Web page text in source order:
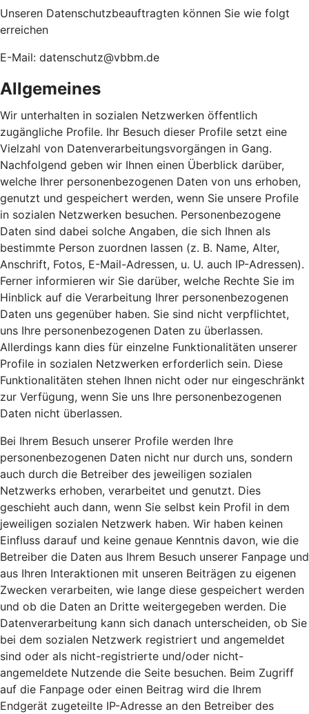
Unseren Datenschutzbeauftragten können Sie wie folgt
erreichen
E-Mail: datenschutz@vbbm.de
Allgemeines
Wir unterhalten in sozialen Netzwerken öffentlich
zugängliche Profile. Ihr Besuch dieser Profile setzt eine
Vielzahl von Datenverarbeitungsvorgängen in Gang.
Nachfolgend geben wir Ihnen einen Überblick darüber,
welche Ihrer personenbezogenen Daten von uns erhoben,
genutzt und gespeichert werden, wenn Sie unsere Profile
in sozialen Netzwerken besuchen. Personenbezogene
Daten sind dabei solche Angaben, die sich Ihnen als
bestimmte Person zuordnen lassen (z. B. Name, Alter,
Anschrift, Fotos, E-Mail-Adressen, u. U. auch IP-Adressen).
Ferner informieren wir Sie darüber, welche Rechte Sie im
Hinblick auf die Verarbeitung Ihrer personenbezogenen
Daten uns gegenüber haben. Sie sind nicht verpflichtet,
uns Ihre personenbezogenen Daten zu überlassen.
Allerdings kann dies für einzelne Funktionalitäten unserer
Profile in sozialen Netzwerken erforderlich sein. Diese
Funktionalitäten stehen Ihnen nicht oder nur eingeschränkt
zur Verfügung, wenn Sie uns Ihre personenbezogenen
Daten nicht überlassen.
Bei Ihrem Besuch unserer Profile werden Ihre
personenbezogenen Daten nicht nur durch uns, sondern
auch durch die Betreiber des jeweiligen sozialen
Netzwerks erhoben, verarbeitet und genutzt. Dies
geschieht auch dann, wenn Sie selbst kein Profil in dem
jeweiligen sozialen Netzwerk haben. Wir haben keinen
Einfluss darauf und keine genaue Kenntnis davon, wie die
Betreiber die Daten aus Ihrem Besuch unserer Fanpage und
aus Ihren Interaktionen mit unseren Beiträgen zu eigenen
Zwecken verarbeiten, wie lange diese gespeichert werden
und ob die Daten an Dritte weitergegeben werden. Die
Datenverarbeitung kann sich danach unterscheiden, ob Sie
bei dem sozialen Netzwerk registriert und angemeldet
sind oder als nicht-registrierte und/oder nicht-
angemeldete Nutzende die Seite besuchen. Beim Zugriff
auf die Fanpage oder einen Beitrag wird die Ihrem
Endgerät zugeteilte IP-Adresse an den Betreiber des